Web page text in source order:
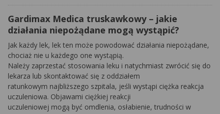
Gardimax Medica truskawkowy – jakie
działania niepożądane mogą wystąpić?
Jak każdy lek, lek ten może powodować działania niepożądane,
chociaż nie u każdego one wystąpią.
Należy zaprzestać stosowania leku i natychmiast zwrócić się do
lekarza lub skontaktować się z oddziałem
ratunkowym najbliższego szpitala, jeśli wystąpi ciężka reakcja
uczuleniowa. Objawami ciężkiej reakcji
uczuleniowej mogą być omdlenia, osłabienie, trudności w